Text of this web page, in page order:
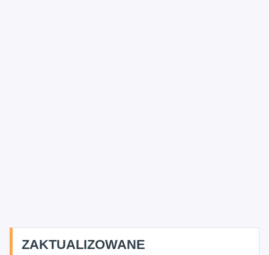
ZAKTUALIZOWANE